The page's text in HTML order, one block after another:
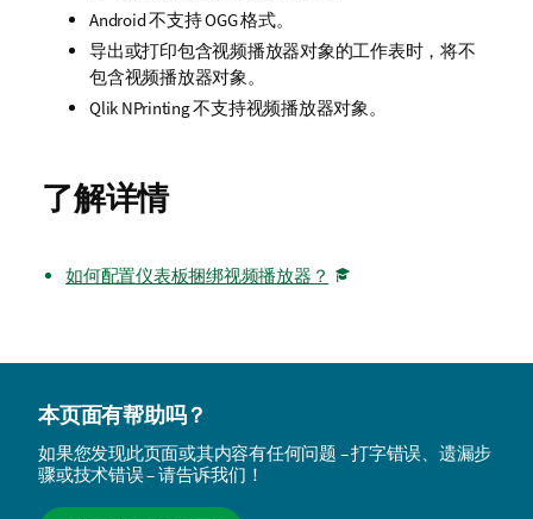
Android 不支持OGG格式。
导出或打印包含视频播放器对象的工作表时，将不
包含视频播放器对象。
Qlik NPrinting不支持视频播放器对象。
了解详情
如何配置仪表板捆绑视频播放器？
本页面有帮助吗？
如果您发现此页面或其内容有任何问题 – 打字错误、遗漏步
骤或技术错误 – 请告诉我们！